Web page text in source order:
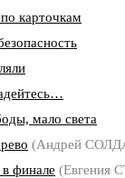
карточкам
мало света
(Андрей
в финале (Евгения